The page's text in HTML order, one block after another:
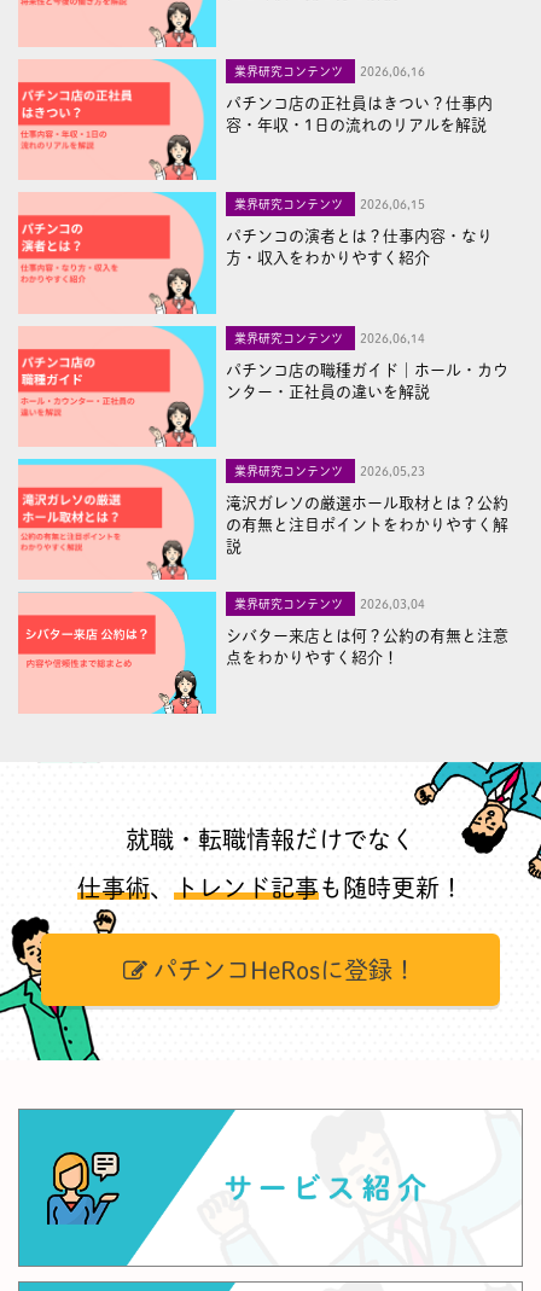
業界研究コンテンツ 2026,06,16
パチンコ店の正社員はきつい？仕事内
容・年収・1日の流れのリアルを解説
業界研究コンテンツ 2026,06,15
パチンコの演者とは？仕事内容・なり
方・収入をわかりやすく紹介
業界研究コンテンツ 2026,06,14
パチンコ店の職種ガイド｜ホール・カウ
ンター・正社員の違いを解説
業界研究コンテンツ 2026,05,23
滝沢ガレソの厳選ホール取材とは？公約
の有無と注目ポイントをわかりやすく解
説
業界研究コンテンツ 2026,03,04
シバター来店とは何？公約の有無と注意
点をわかりやすく紹介！
就職・転職情報だけでなく
仕事術、 トレンド記事も随時更新！
パチンコHeRosに登録！